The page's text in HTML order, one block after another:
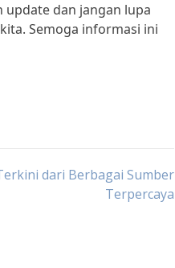
update dan jangan lupa
Semoga informasi ini
dari Berbagai Sumber
Terpercaya